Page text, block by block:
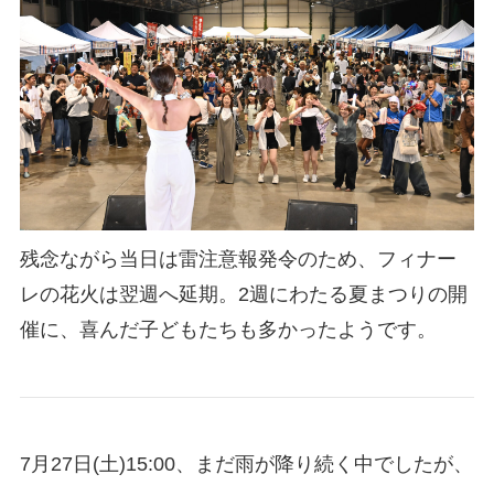
残念ながら当日は雷注意報発令のため、フィナー
レの花火は翌週へ延期。2週にわたる夏まつりの開
催に、喜んだ子どもたちも多かったようです。
7月27日(土)15:00、まだ雨が降り続く中でしたが、